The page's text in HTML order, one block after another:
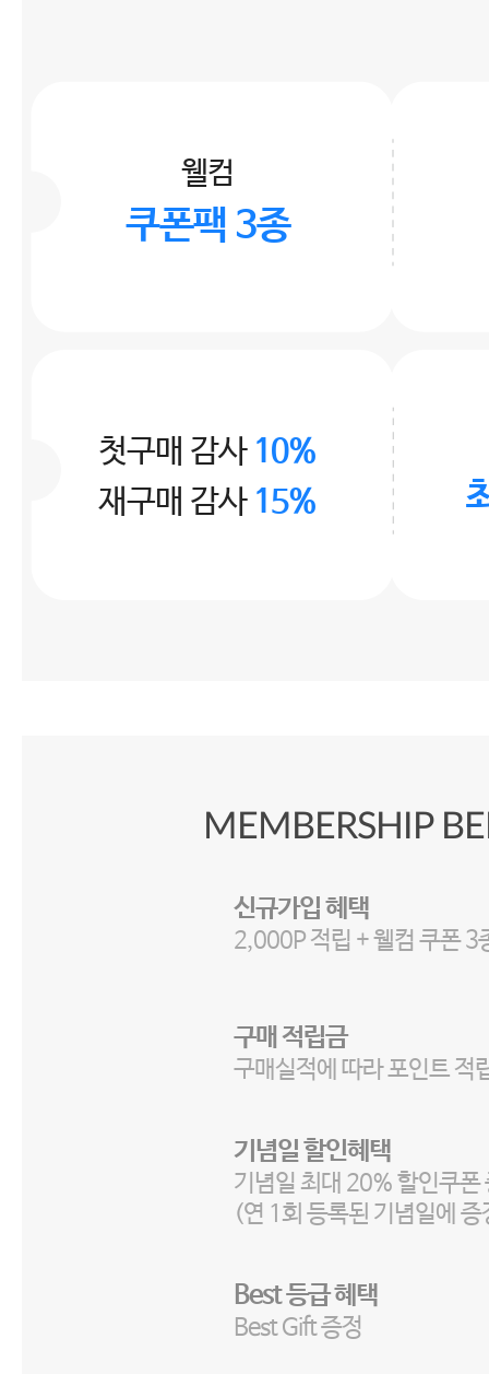
웰컴
쿠폰팩 3종
첫구매 감사 10%
재구매 감사 15%
MEMBERSHIP
신규가입 혜택
2,000P 적립 + 웰컴 쿠폰 3
구매 적립금
구매실적에 따라 포인트 적
기념일 할인혜택
기념일 최대 20% 할인쿠폰
(연 1회 등록된 기념일에
Best 등급 혜택
Best Gift 증정